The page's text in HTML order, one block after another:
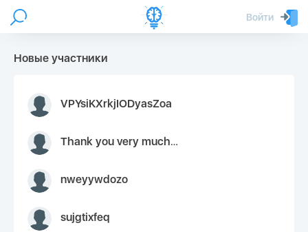
Войти
Новые участники
VPYsiKXrkjIODyasZoa
Thank you very much for your inquiry We appreciate you 9126052 https://youtube.com faceapple !
nweyywdozo
sujgtixfeq